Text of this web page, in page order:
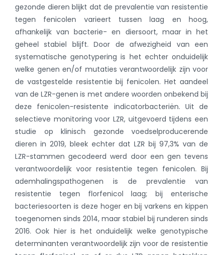
gezonde dieren blijkt dat de prevalentie van resistentie
tegen fenicolen varieert tussen laag en hoog,
afhankelijk van bacterie- en diersoort, maar in het
geheel stabiel blijft. Door de afwezigheid van een
systematische genotypering is het echter onduidelijk
welke genen en/of mutaties verantwoordelijk zijn voor
de vastgestelde resistentie bij fenicolen. Het aandeel
van de LZR-genen is met andere woorden onbekend bij
deze fenicolen-resistente indicatorbacteriën. Uit de
selectieve monitoring voor LZR, uitgevoerd tijdens een
studie op klinisch gezonde voedselproducerende
dieren in 2019, bleek echter dat LZR bij 97,3% van de
LZR-stammen gecodeerd werd door een gen tevens
verantwoordelijk voor resistentie tegen fenicolen. Bij
ademhalingspathogenen is de prevalentie van
resistentie tegen florfenicol laag; bij enterische
bacteriesoorten is deze hoger en bij varkens en kippen
toegenomen sinds 2014, maar stabiel bij runderen sinds
2016. Ook hier is het onduidelijk welke genotypische
determinanten verantwoordelijk zijn voor de resistentie